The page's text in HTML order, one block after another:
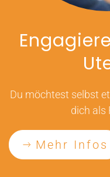
Du möchtest selbst
dich als
Mehr Infos